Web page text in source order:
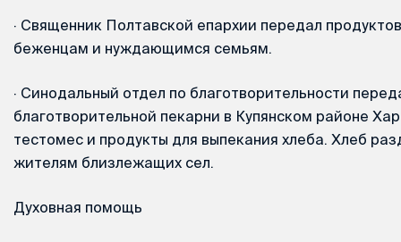
· Священник Полтавской епархии передал
беженцам и нуждающимся семьям.
· Синодальный отдел по благотворительности
благотворительной пекарни в Купянском районе
тестомес и продукты для выпекания хлеба. Хлеб
жителям близлежащих сел.
Духовная помощь